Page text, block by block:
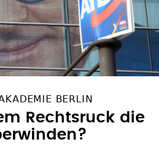
BERLIN
Rechtsruck die